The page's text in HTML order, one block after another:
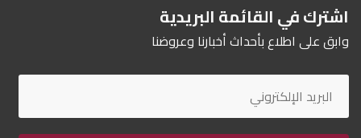
اشترك في القائمة البريدية
وابق على اطلاع بأحداث أخبارنا وعروضنا